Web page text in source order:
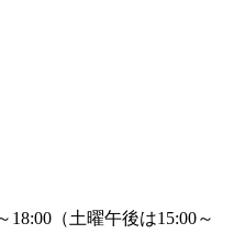
（土曜午後は15:00～